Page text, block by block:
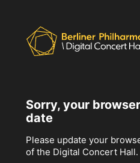
Sorry, your
date
Please update your
of the Digital Concert Hall.